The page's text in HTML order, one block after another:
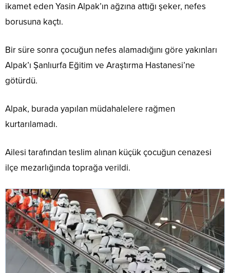
ikamet eden Yasin Alpak’ın ağzına attığı şeker, nefes
borusuna kaçtı.
Bir süre sonra çocuğun nefes alamadığını göre yakınları
Alpak’ı Şanlıurfa Eğitim ve Araştırma Hastanesi’ne
götürdü.
Alpak, burada yapılan müdahalelere rağmen
kurtarılamadı.
Ailesi tarafından teslim alınan küçük çocuğun cenazesi
ilçe mezarlığında toprağa verildi.